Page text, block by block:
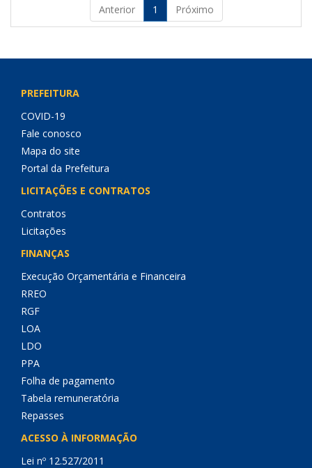
Anterior
1 Próximo
PREFEITURA
COVID-19
Fale conosco
Mapa do site
Portal da Prefeitura
LICITAÇÕES E CONTRATOS
Contratos
Licitações
FINANÇAS
Execução Orçamentária e Financeira
RREO
RGF
LOA
LDO
PPA
Folha de pagamento
Tabela remuneratória
Repasses
ACESSO À INFORMAÇÃO
Lei nº 12.527/2011